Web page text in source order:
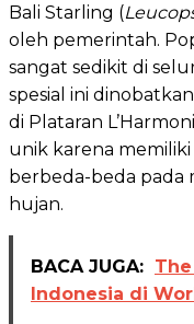
Bali Starling (
oleh pemerintah.
sangat sedikit di
spesial ini
di Plataran
unik karena
berbeda-beda pada
hujan.
BACA JUGA:
Indonesia di